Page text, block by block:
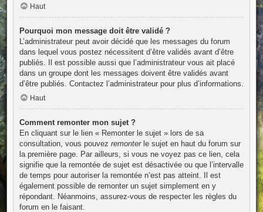
Haut
Pourquoi mon message doit être validé ?
L’administrateur peut avoir décidé que les messages du forum
dans lequel vous postez nécessitent d’être validés avant d’être
publiés. Il est possible aussi que l’administrateur vous ait placé
dans un groupe dont les messages doivent être validés avant
d’être publiés. Contactez l’administrateur pour plus d’informations.
Haut
Comment remonter mon sujet ?
En cliquant sur le lien « Remonter le sujet » lors de sa
consultation, vous pouvez remonterle sujet en haut du forum sur
la première page. Par ailleurs, si vous ne voyez pas ce lien, cela
signifie que la remontée de sujet est désactivée ou que l’intervalle
de temps pour autoriser la remontée n’est pas atteint. Il est
également possible de remonter un sujet simplement en y
répondant. Néanmoins, assurez-vous de respecter les règles du
forum en le faisant.